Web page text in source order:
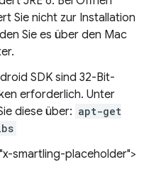
Sie nicht zur Installation
Sie es über den Mac
SDK sind 32-Bit-
erforderlich. Unter
diese über: apt-get
smartling-placeholder">